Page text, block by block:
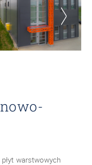
warstwowych